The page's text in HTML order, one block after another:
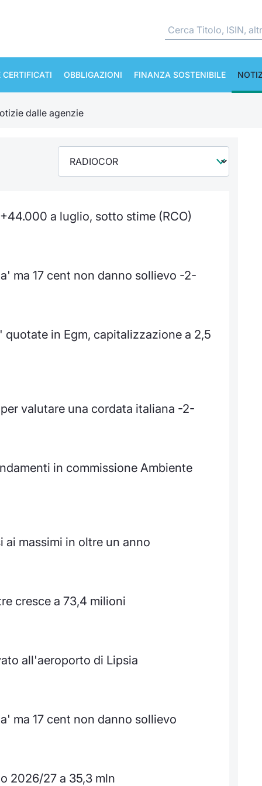
CERTIFICATI OBBLIGAZIONI FINANZA SOSTENIBILE
dalle agenzie
a luglio, sotto stime (RCO)
ma 17 cent non danno sollievo -2-
in Egm, capitalizzazione a 2,5
valutare una cordata italiana -2-
in commissione Ambiente
massimi in oltre un anno
cresce a 73,4 milioni
all'aeroporto di Lipsia
ma 17 cent non danno sollievo
2026/27 a 35,3 mln